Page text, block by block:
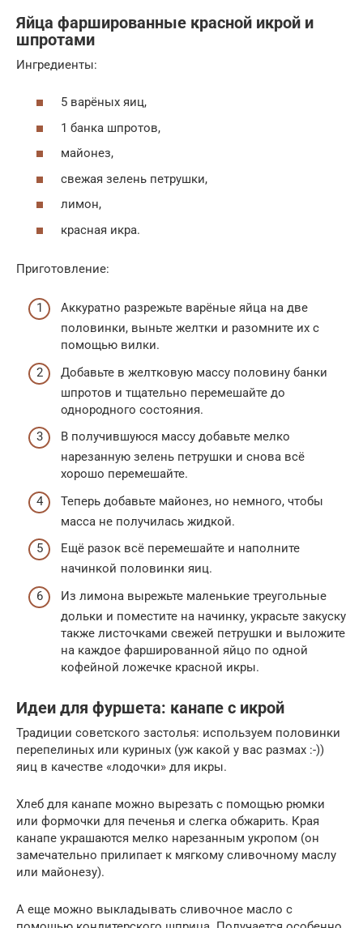
Яйца фаршированные красной икрой и
шпротами
Ингредиенты:
5 варёных яиц,
1 банка шпротов,
майонез,
свежая зелень петрушки,
лимон,
красная икра.
Приготовление:
Аккуратно разрежьте варёные яйца на две
половинки, выньте желтки и разомните их с
помощью вилки.
Добавьте в желтковую массу половину банки
шпротов и тщательно перемешайте до
однородного состояния.
В получившуюся массу добавьте мелко
нарезанную зелень петрушки и снова всё
хорошо перемешайте.
Теперь добавьте майонез, но немного, чтобы
масса не получилась жидкой.
Ещё разок всё перемешайте и наполните
начинкой половинки яиц.
Из лимона вырежьте маленькие треугольные
дольки и поместите на начинку, украсьте закуску
также листочками свежей петрушки и выложите
на каждое фаршированной яйцо по одной
кофейной ложечке красной икры.
Идеи для фуршета: канапе с икрой
Традиции советского застолья: используем половинки
перепелиных или куриных (уж какой у вас размах :-))
яиц в качестве «лодочки» для икры.
Хлеб для канапе можно вырезать с помощью рюмки
или формочки для печенья и слегка обжарить. Края
канапе украшаются мелко нарезанным укропом (он
замечательно прилипает к мягкому сливочному маслу
или майонезу).
А еще можно выкладывать сливочное масло с